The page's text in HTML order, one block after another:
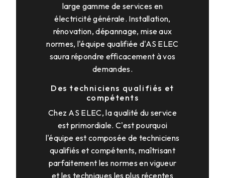
large gamme de services en
électricité générale. Installation,
rénovation, dépannage, mise aux
normes, l'équipe qualifiée d'AS ELEC
saura répondre efficacement à vos
demandes.
Des techniciens qualifiés et
compétents
Chez AS ELEC, la qualité du service
est primordiale. C'est pourquoi
l'équipe est composée de techniciens
qualifiés et compétents, maîtrisant
parfaitement les normes en vigueur
et les techniques les plus récentes